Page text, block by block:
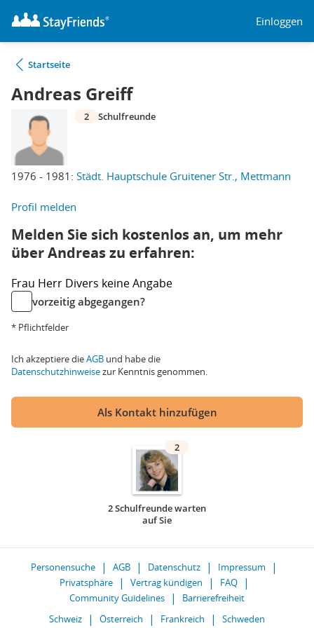
Einloggen
Startseite
Andreas Greiff
1976 - 1981: Städt. Hauptschule Gruitener Str., Mettmann
2 Schulfreunde
Profil melden
Melden Sie sich kostenlos an, um mehr
über Andreas zu erfahren:
Frau Herr Divers keine Angabe
vorzeitig abgegangen?
* Pflichtfelder
Ich akzeptiere dieAGB und habe die
Datenschutzhinweisezur Kenntnis genommen.
Als Kontakt hinzufügen
2
2 Schulfreunde warten
auf Sie
Personensuche AGB Datenschutz
Impressum
Privatsphäre
Vertrag kündigen
FAQ
Community Guidelines
Barrierefreiheit
Schweiz
Österreich Frankreich Schweden